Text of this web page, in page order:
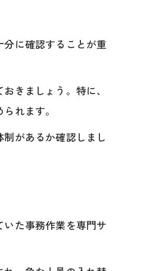
に確認することが重
きましょう。特に、
れます。
があるか確認しまし
た事務作業を専門サ